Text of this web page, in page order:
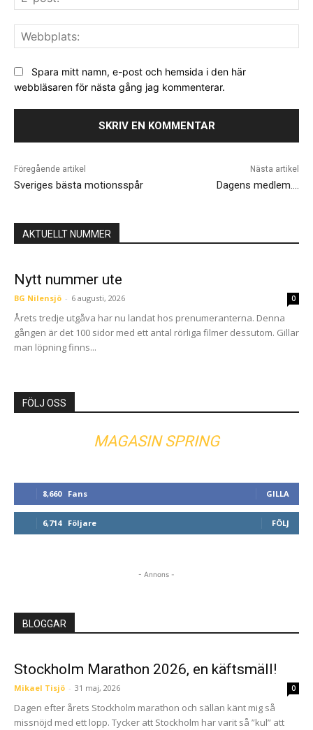
Spara mitt namn, e-post och hemsida i den här
webbläsaren för nästa gång jag kommenterar.
Föregående artikel
Sveriges bästa motionsspår
Nästa artikel
Dagens medlem….
AKTUELLT NUMMER
Nytt nummer ute
BG Nilensjö - 6 augusti, 2026 0
Årets tredje utgåva har nu landat hos prenumeranterna. Denna
gången är det 100 sidor med ett antal rörliga filmer dessutom. Gillar
man löpning finns...
FÖLJ OSS
MAGASIN SPRING
8,660 Fans GILLA
6,714 Följare FÖLJ
- Annons -
BLOGGAR
Stockholm Marathon 2026, en käftsmäll!
Mikael Tisjö - 31 maj, 2026 0
Dagen efter årets Stockholm marathon och sällan känt mig så
missnöjd med ett lopp. Tycker att Stockholm har varit så ”kul” att